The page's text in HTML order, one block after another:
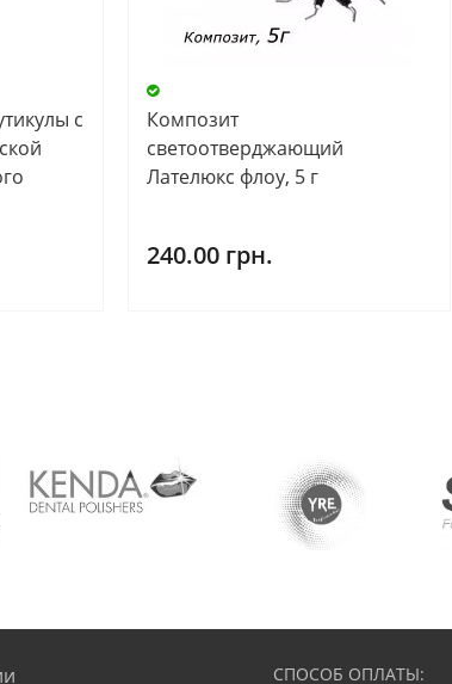
с
Композит
светоотверджающий
Лателюкс флоу, 5 г
240.00 грн.
СПОСОБ ОПЛАТЫ: